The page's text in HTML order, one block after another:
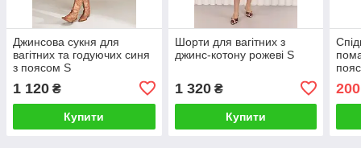
Джинсова сукня для
вагітних та годуючих синя
з поясом S
1 120 ₴
Купити
Шорти для вагітних з
джинс-котону рожеві S
1 320₴
Купити
200